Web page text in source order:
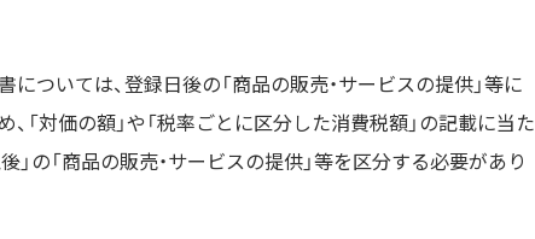
ついては、登録日後の「商品の販売・サービスの提供」等に
「対価の額」や「税率ごとに区分した消費税額」の記載に当た
」の「商品の販売・サービスの提供」等を区分する必要があり